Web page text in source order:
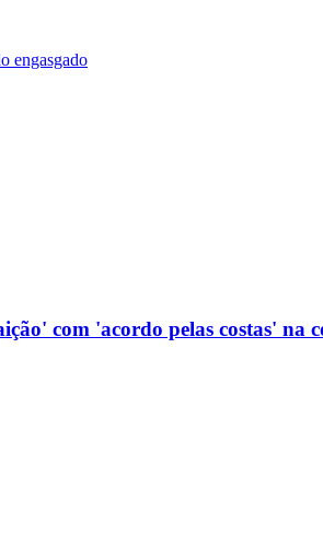
engasgado
com 'acordo pelas costas' na